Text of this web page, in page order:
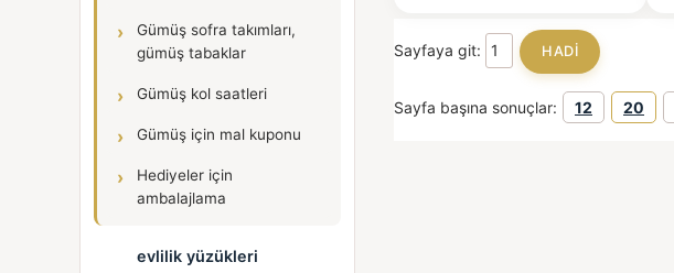
Gümüş sofra takımları,
gümüş tabaklar
Gümüş kol saatleri
Gümüş için mal kuponu
Hediyeler için
ambalajlama
evlilik yüzükleri
Sayfaya git:
Sayfa başına sonuçlar: 12 20